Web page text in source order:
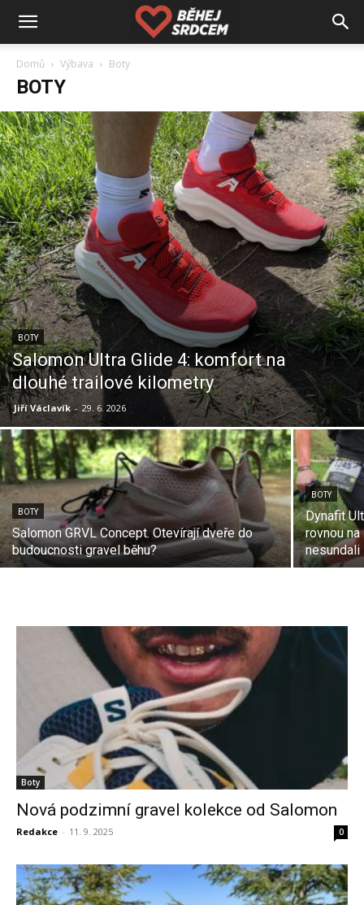
Domů Výbava Boty
BOTY
BOTY
Salomon Ultra Glide 4: komfort na
dlouhé trailové kilometry
Jiří Václavík - 29. 6. 2026
BOTY
Salomon GRVL Concept. Otevírají dveře do
budoucnosti gravel běhu?
BOTY
Dynafit
rovnou
nesundali
Boty
Nová podzimní gravel kolekce od Salomon
Redakce - 11. 9. 2025 0